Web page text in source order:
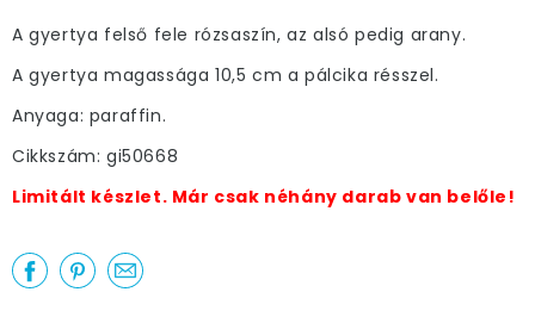
A gyertya felső fele rózsaszín, az alsó pedig arany.
A gyertya magassága 10,5 cm a pálcika résszel.
Anyaga: paraffin.
Cikkszám: gi50668
Limitált készlet. Már csak néhány darab van belőle!